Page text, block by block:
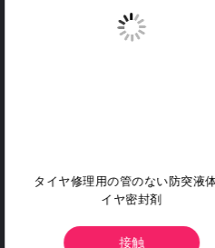
ホイールクリーナー カーケア用品
Romove 全ホイールタイプ用ブレー